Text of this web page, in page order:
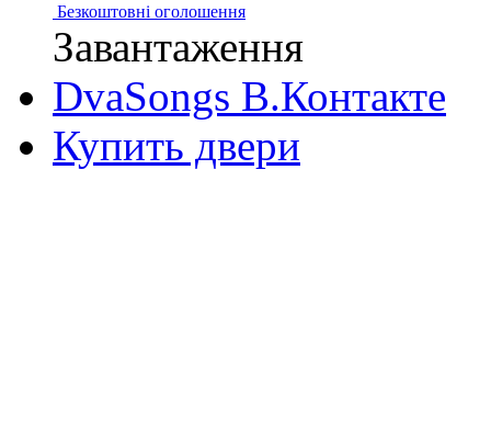
Безкоштовні оголошення
Завантаження
DvaSongs В.Контакте
Купить двери